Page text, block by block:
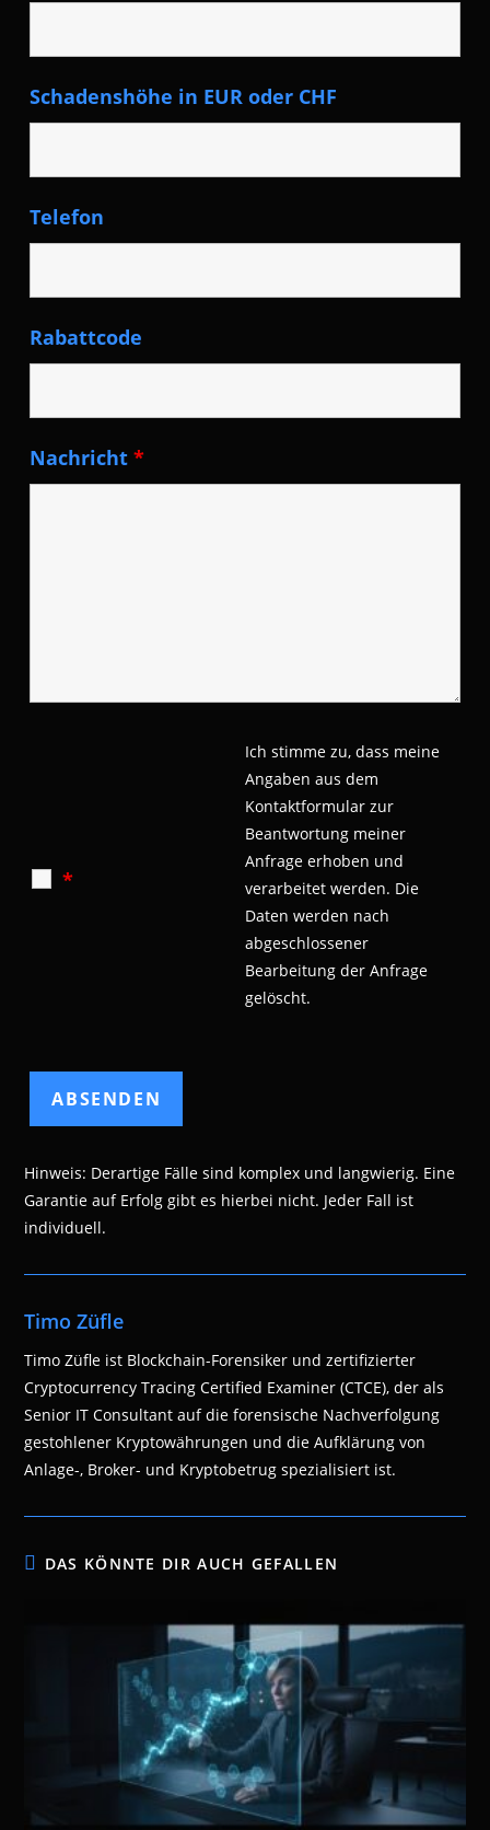
Schadenshöhe in EUR oder CHF
Telefon
Rabattcode
Nachricht*
*
Ich stimme zu, dass meine
Angaben aus dem
Kontaktformular zur
Beantwortung meiner
Anfrage erhoben und
verarbeitet werden. Die
Daten werden nach
abgeschlossener
Bearbeitung der Anfrage
gelöscht.
Hinweis: Derartige Fälle sind komplex und langwierig. Eine
Garantie auf Erfolg gibt es hierbei nicht. Jeder Fall ist
individuell.
Timo Züfle
Timo Züfle ist Blockchain-Forensiker und zertifizierter
Cryptocurrency Tracing Certified Examiner (CTCE), der als
Senior IT Consultant auf die forensische Nachverfolgung
gestohlener Kryptowährungen und die Aufklärung von
Anlage-, Broker- und Kryptobetrug spezialisiert ist.
DAS KÖNNTE DIR AUCH GEFALLEN